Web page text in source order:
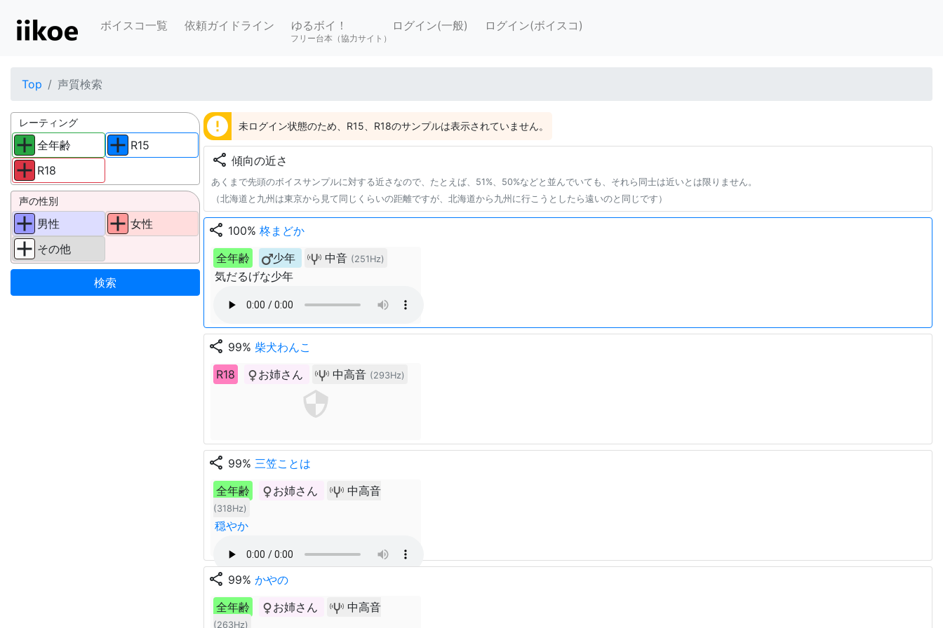
ボイスコ一覧 依頼ガイドライン ゆるボイ！
フリー台本（協力サイト）
ログイン(一般) ログイン(ボイスコ)
Top 声質検索
レーティング
全年齢
R18
R15
声の性別
男性
その他
女性
error 未ログイン状態のため、R15、R18のサンプルは表示されていません。
share 傾向の近さ
あくまで先頭のボイスサンプルに対する近さなので、たとえば、51%、50%などと並んでいても、それら同士は近いとは限りません。
（北海道と九州は東京から見て同じくらいの距離ですが、北海道から九州に行こうとしたら遠いのと同じです）
share 100% 柊まどか
全年齢
少年 中音 (251Hz)
気だるげな少年
share 99% 柴犬わんこ
R18
お姉さん 中高音 (293Hz)
share 99% 三笠ことは
全年齢
お姉さん 中高音
(318Hz)
穏やか
share 99% かやの
全年齢
お姉さん 中高音
(263Hz)